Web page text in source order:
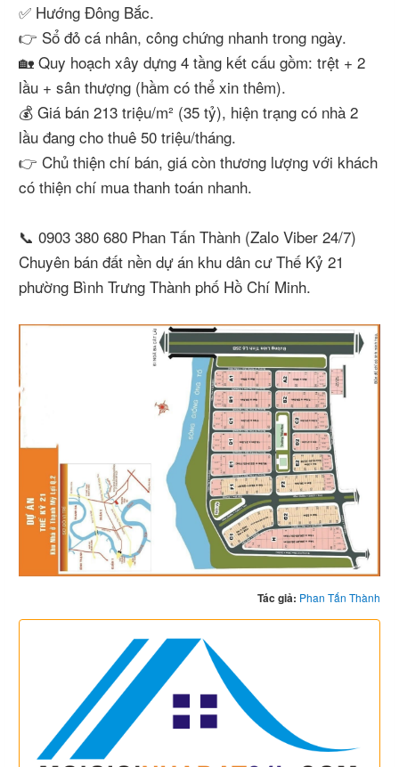
✅ Hướng Đông Bắc.
👉 Sổ đỏ cá nhân, công chứng nhanh trong ngày.
🏡 Quy hoạch xây dựng 4 tầng kết cấu gồm: trệt + 2
lầu + sân thượng (hầm có thể xin thêm).
💰 Giá bán 213 triệu/m² (35 tỷ), hiện trạng có nhà 2
lầu đang cho thuê 50 triệu/tháng.
👉 Chủ thiện chí bán, giá còn thương lượng với khách
có thiện chí mua thanh toán nhanh.
📞 0903 380 680 Phan Tấn Thành (Zalo Viber 24/7)
Chuyên bán đất nền dự án khu dân cư Thế Kỷ 21
phường Bình Trưng Thành phố Hồ Chí Minh.
Tác giả: Phan Tấn Thành